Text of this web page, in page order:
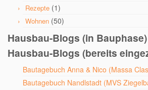
Rezepte (1)
Wohnen (50)
Hausbau-Blogs (in Bauphase)
Hausbau-Blogs (bereits
Bautagebuch Anna & Nico (Massa
Bautagebuch Nandlstadt (MVS